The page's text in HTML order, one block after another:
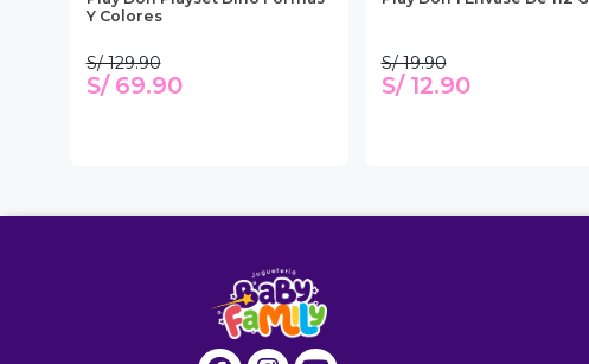
Y Colores
S/ 129.90
S/ 69.90
S/ 19.90
S/ 12.90